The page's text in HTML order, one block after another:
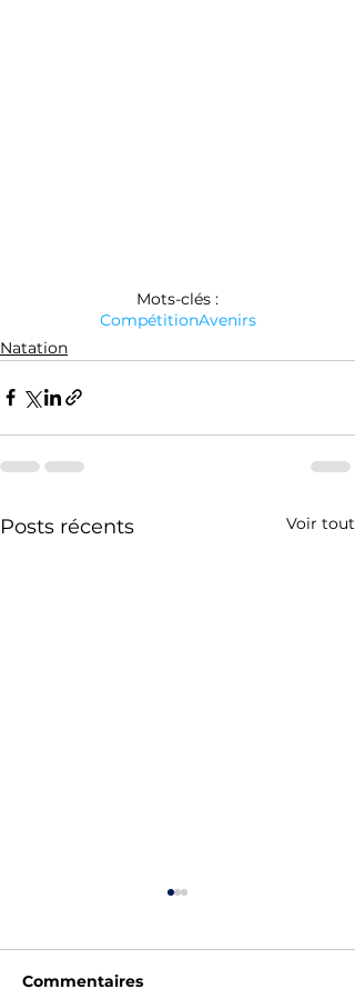
Mots-clés :
CompétitionAvenirs
Natation
Posts récents Voir tout
Commentaires